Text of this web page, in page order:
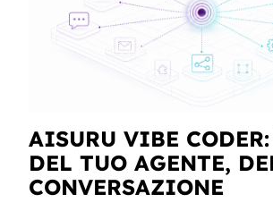
AISURU VIBE
DEL TUO AGENTE,
CONVERSAZIONE